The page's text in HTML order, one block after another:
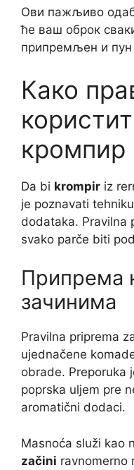
Ови пажљиво
ће ваш оброк
припремљен и пун
Како
кромпир
Da bi krompir iz
je poznavati
dodataka. Pravilna
svako parče biti
Припрема
зачинима
Pravilna priprema
ujednačene
obrade. Preporuka
poprska uljem pre
aromatični dodaci.
Masnoća služi kao
začini ravnomerno